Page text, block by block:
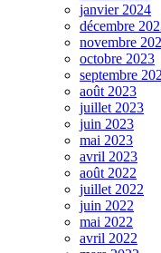
janvier 2024
décembre
novembre
octobre 2023
septembre
août 2023
juillet 2023
juin 2023
mai 2023
avril 2023
août 2022
juillet 2022
juin 2022
mai 2022
avril 2022